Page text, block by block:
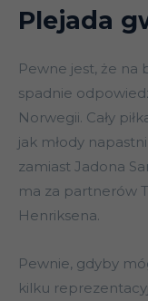
Plejada
Pewne jest, że na
spadnie
Norwegii. Cały
jak młody
zamiast Jadona
ma za partnerów
Henriksena.
Pewnie, gdyby
kilku